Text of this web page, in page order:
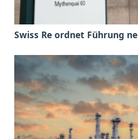
Swiss Re ordnet Führung